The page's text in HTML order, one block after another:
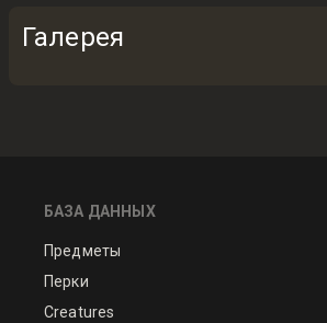
Галерея
БАЗА ДАННЫХ
Предметы
Перки
Creatures